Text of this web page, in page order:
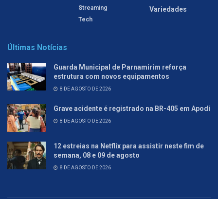
Streaming
Tech
Variedades
Últimas Notícias
Guarda Municipal de Parnamirim reforça
estrutura com novos equipamentos
8 DE AGOSTO DE 2026
Grave acidente é registrado na BR-405 em Apodi
8 DE AGOSTO DE 2026
12 estreias na Netflix para assistir neste fim de
semana, 08 e 09 de agosto
8 DE AGOSTO DE 2026